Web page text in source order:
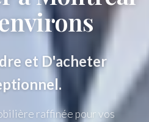
et D'acheter
raffinée pour vos